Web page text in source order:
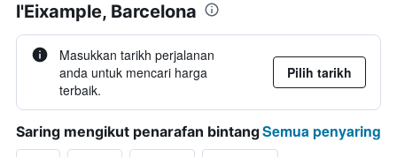
l'Eixample, Barcelona
Masukkan tarikh perjalanan
anda untuk mencari harga
terbaik.
Pilih tarikh
Saring mengikut penarafan bintangSemua penyaring